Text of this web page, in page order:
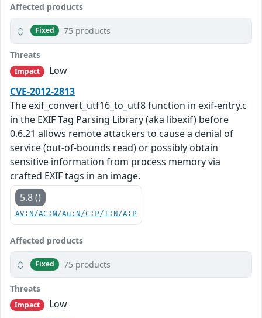
Affected products
Fixed 75 products
Threats
Impact
Low
CVE-2012-2813
The exif_convert_utf16_to_utf8 function in exif-entry.c
in the EXIF Tag Parsing Library (aka libexif) before
0.6.21 allows remote attackers to cause a denial of
service (out-of-bounds read) or possibly obtain
sensitive information from process memory via
crafted EXIF tags in an image.
5.8 ()
AV:N/AC:M/Au:N/C:P/I:N/A:P
Affected products
Fixed 75 products
Threats
Impact
Low